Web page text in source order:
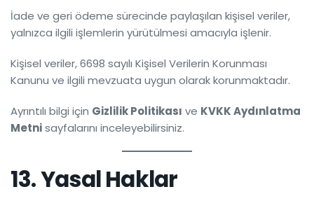
İade ve geri ödeme sürecinde paylaşılan kişisel veriler,
yalnızca ilgili işlemlerin yürütülmesi amacıyla işlenir.
Kişisel veriler, 6698 sayılı Kişisel Verilerin Korunması
Kanunu ve ilgili mevzuata uygun olarak korunmaktadır.
Ayrıntılı bilgi için Gizlilik Politikası ve KVKK Aydınlatma
Metnisayfalarını inceleyebilirsiniz.
13. Yasal Haklar